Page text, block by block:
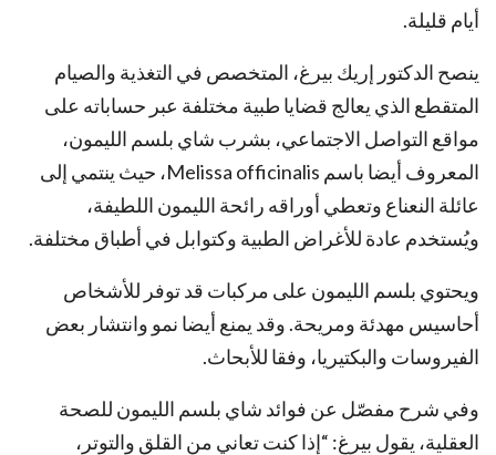
أيام قليلة.
ينصح الدكتور إريك بيرغ، المتخصص في التغذية والصيام
المتقطع الذي يعالج قضايا طبية مختلفة عبر حساباته على
مواقع التواصل الاجتماعي، بشرب شاي بلسم الليمون،
المعروف أيضا باسم Melissa officinalis، حيث ينتمي إلى
عائلة النعناع وتعطي أوراقه رائحة الليمون اللطيفة،
ويُستخدم عادة للأغراض الطبية وكتوابل في أطباق مختلفة.
ويحتوي بلسم الليمون على مركبات قد توفر للأشخاص
أحاسيس مهدئة ومريحة. وقد يمنع أيضا نمو وانتشار بعض
الفيروسات والبكتيريا، وفقا للأبحاث.
وفي شرح مفصّل عن فوائد شاي بلسم الليمون للصحة
العقلية، يقول بيرغ: “إذا كنت تعاني من القلق والتوتر،